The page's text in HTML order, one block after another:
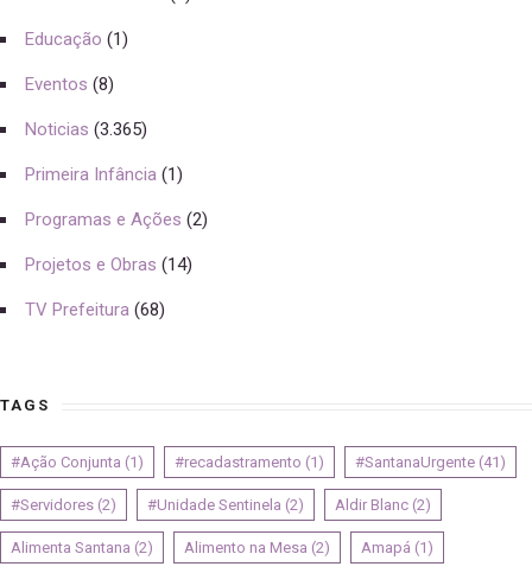
Educação (1)
Eventos (8)
Noticias (3.365)
Primeira Infância (1)
Programas e Ações (2)
Projetos e Obras (14)
TV Prefeitura (68)
TAGS
#Ação Conjunta (1) #recadastramento (1) #SantanaUrgente (41)
#Servidores (2) #Unidade Sentinela (2) Aldir Blanc (2)
Alimenta Santana (2) Alimento na Mesa (2) Amapá (1)